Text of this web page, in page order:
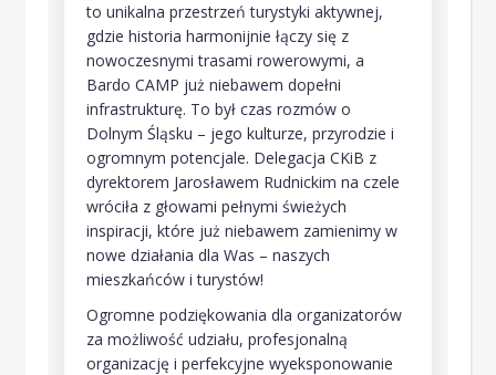
to unikalna przestrzeń turystyki aktywnej,
gdzie historia harmonijnie łączy się z
nowoczesnymi trasami rowerowymi, a
Bardo CAMP już niebawem dopełni
infrastrukturę. To był czas rozmów o
Dolnym Śląsku – jego kulturze, przyrodzie i
ogromnym potencjale. Delegacja CKiB z
dyrektorem Jarosławem Rudnickim na czele
wróciła z głowami pełnymi świeżych
inspiracji, które już niebawem zamienimy w
nowe działania dla Was – naszych
mieszkańców i turystów!
Ogromne podziękowania dla organizatorów
za możliwość udziału, profesjonalną
organizację i perfekcyjne wyeksponowanie